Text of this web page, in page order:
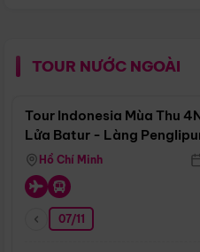
TOUR NƯỚC NGOÀI
Tour Indonesia Mùa Thu
Lửa Batur - Làng
Hồ Chí Minh
07/11